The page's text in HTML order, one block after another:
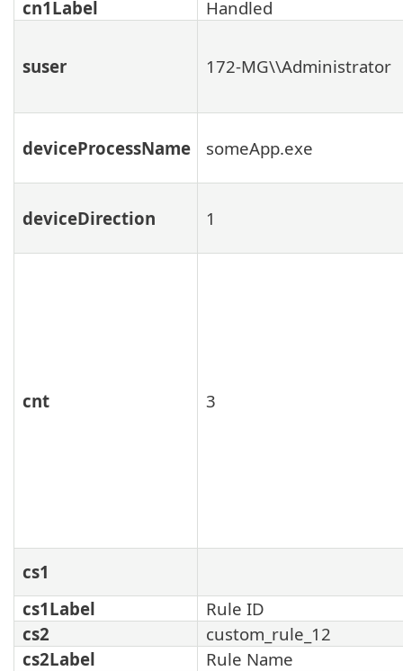
cn1Label Handled
suser 172-MG\\Administrator
deviceProcessName someApp.exe
deviceDirection 1
cnt 3
cs1
cs1Label
Rule ID
cs2
custom_rule_12
cs2Label
Rule Name